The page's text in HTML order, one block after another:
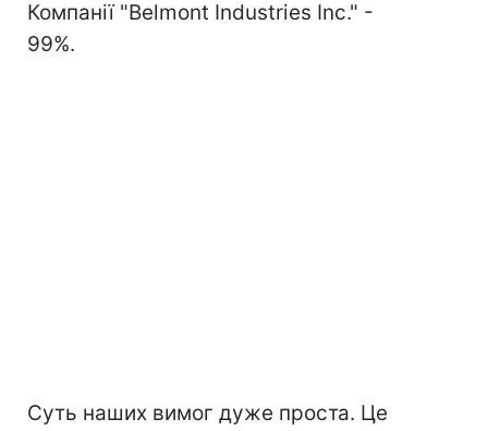
Компанії "Belmont Industries Inc." -
99%.
Суть наших вимог дуже проста. Це